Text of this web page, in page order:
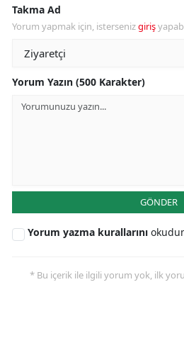
Takma Ad
Yorum yapmak için, istersenizgiriş
Yorum Yazın (500 Karakter)
GÖNDER
Yorum yazma kurallarını
* Bu içerik ile ilgili yorum yok, ilk